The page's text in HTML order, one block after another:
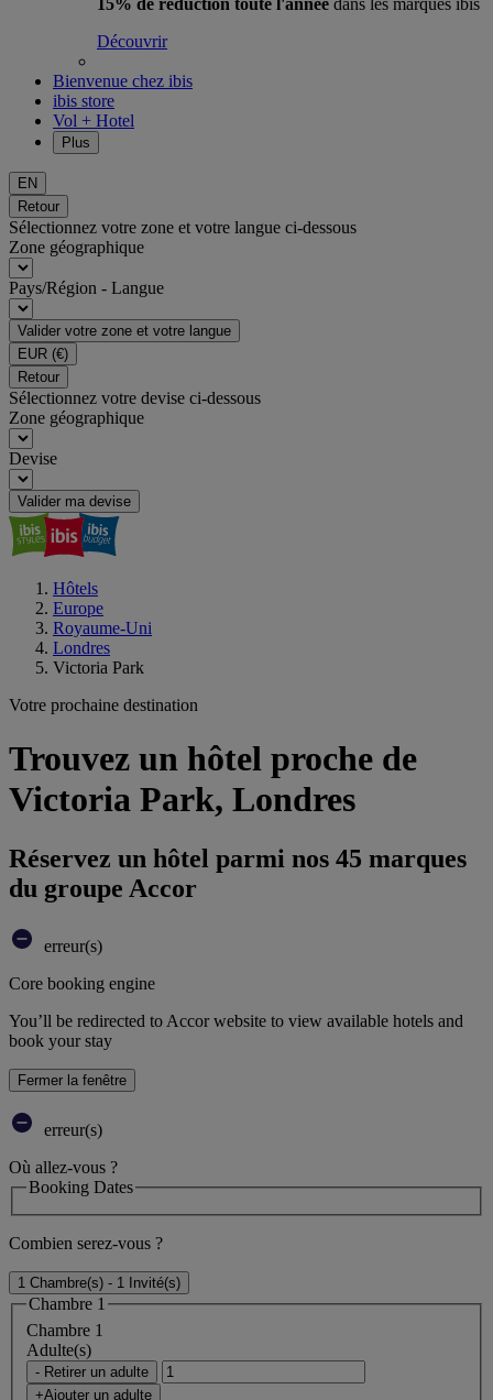
15% de réduction toute l'année dans les marques ibis
Découvrir
Bienvenue chez ibis
ibis store
Vol + Hotel
Plus
EN
Retour
Sélectionnez votre zone et votre langue ci-dessous
Zone géographique
Pays/Région - Langue
Valider votre zone et votre langue
EUR (€)
Retour
Sélectionnez votre devise ci-dessous
Zone géographique
Devise
Valider ma devise
Hôtels
Europe
Royaume-Uni
Londres
Victoria Park
Votre prochaine destination
Trouvez un hôtel proche de
Victoria Park, Londres
Réservez un hôtel parmi nos 45 marques
du groupe Accor
erreur(s)
Core booking engine
You’ll be redirected to Accor website to view available hotels and
book your stay
Fermer la fenêtre
erreur(s)
Où allez-vous ?
Booking Dates
Combien serez-vous ?
1 Chambre(s) - 1 Invité(s)
Chambre 1
Chambre 1
Adulte(s)
- Retirer un adulte
+Ajouter un adulte